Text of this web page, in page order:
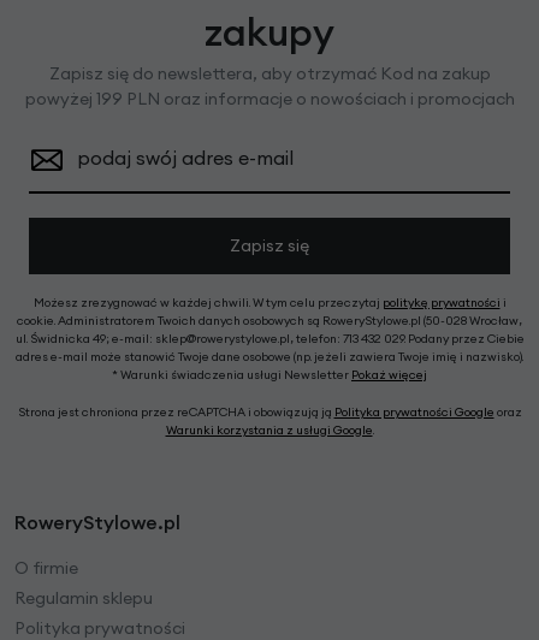
zakupy
Zapisz się do newslettera, aby otrzymać Kod na zakup
powyżej 199 PLN oraz informacje o nowościach i promocjach
podaj swój adres e-mail
Zapisz się
Możesz zrezygnować w każdej chwili. W tym celu przeczytaj politykę prywatności i
cookie. Administratorem Twoich danych osobowych są RoweryStylowe.pl (50-028 Wrocław,
ul. Świdnicka 49; e-mail: sklep@rowerystylowe.pl, telefon: 713 432 029. Podany przez Ciebie
adres e-mail może stanowić Twoje dane osobowe (np. jeżeli zawiera Twoje imię i nazwisko).
* Warunki świadczenia usługi Newsletter Pokaż więcej
Strona jest chroniona przez reCAPTCHA i obowiązują ją Polityka prywatności Google oraz
Warunki korzystania z usługi Google.
RoweryStylowe.pl
O firmie
Regulamin sklepu
Polityka prywatności